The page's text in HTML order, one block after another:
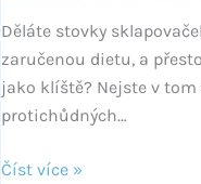
Děláte stovky
zaručenou dietu, a
jako klíště? Nejste v
protichůdných…
Číst více »